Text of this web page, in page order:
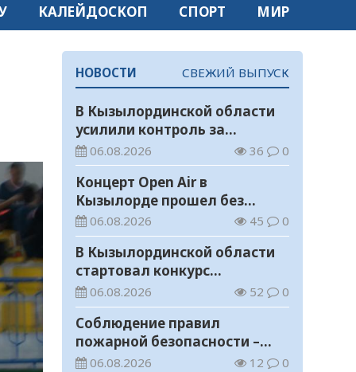
КАЛЕЙДОСКОП СПОРТ МИР
НОВОСТИ СВЕЖИЙ ВЫПУСК
В Кызылординской области
усилили контроль за
финансовой дисциплиной
06.08.2026 36 0
Концерт Open Air в
Кызылорде прошел без
нарушений общественного
порядка
06.08.2026 45 0
В Кызылординской области
стартовал конкурс
видеороликов о семейных
ценностях и Конституции
06.08.2026 52 0
Соблюдение правил
пожарной безопасности –
обязанность каждого
06.08.2026 12 0